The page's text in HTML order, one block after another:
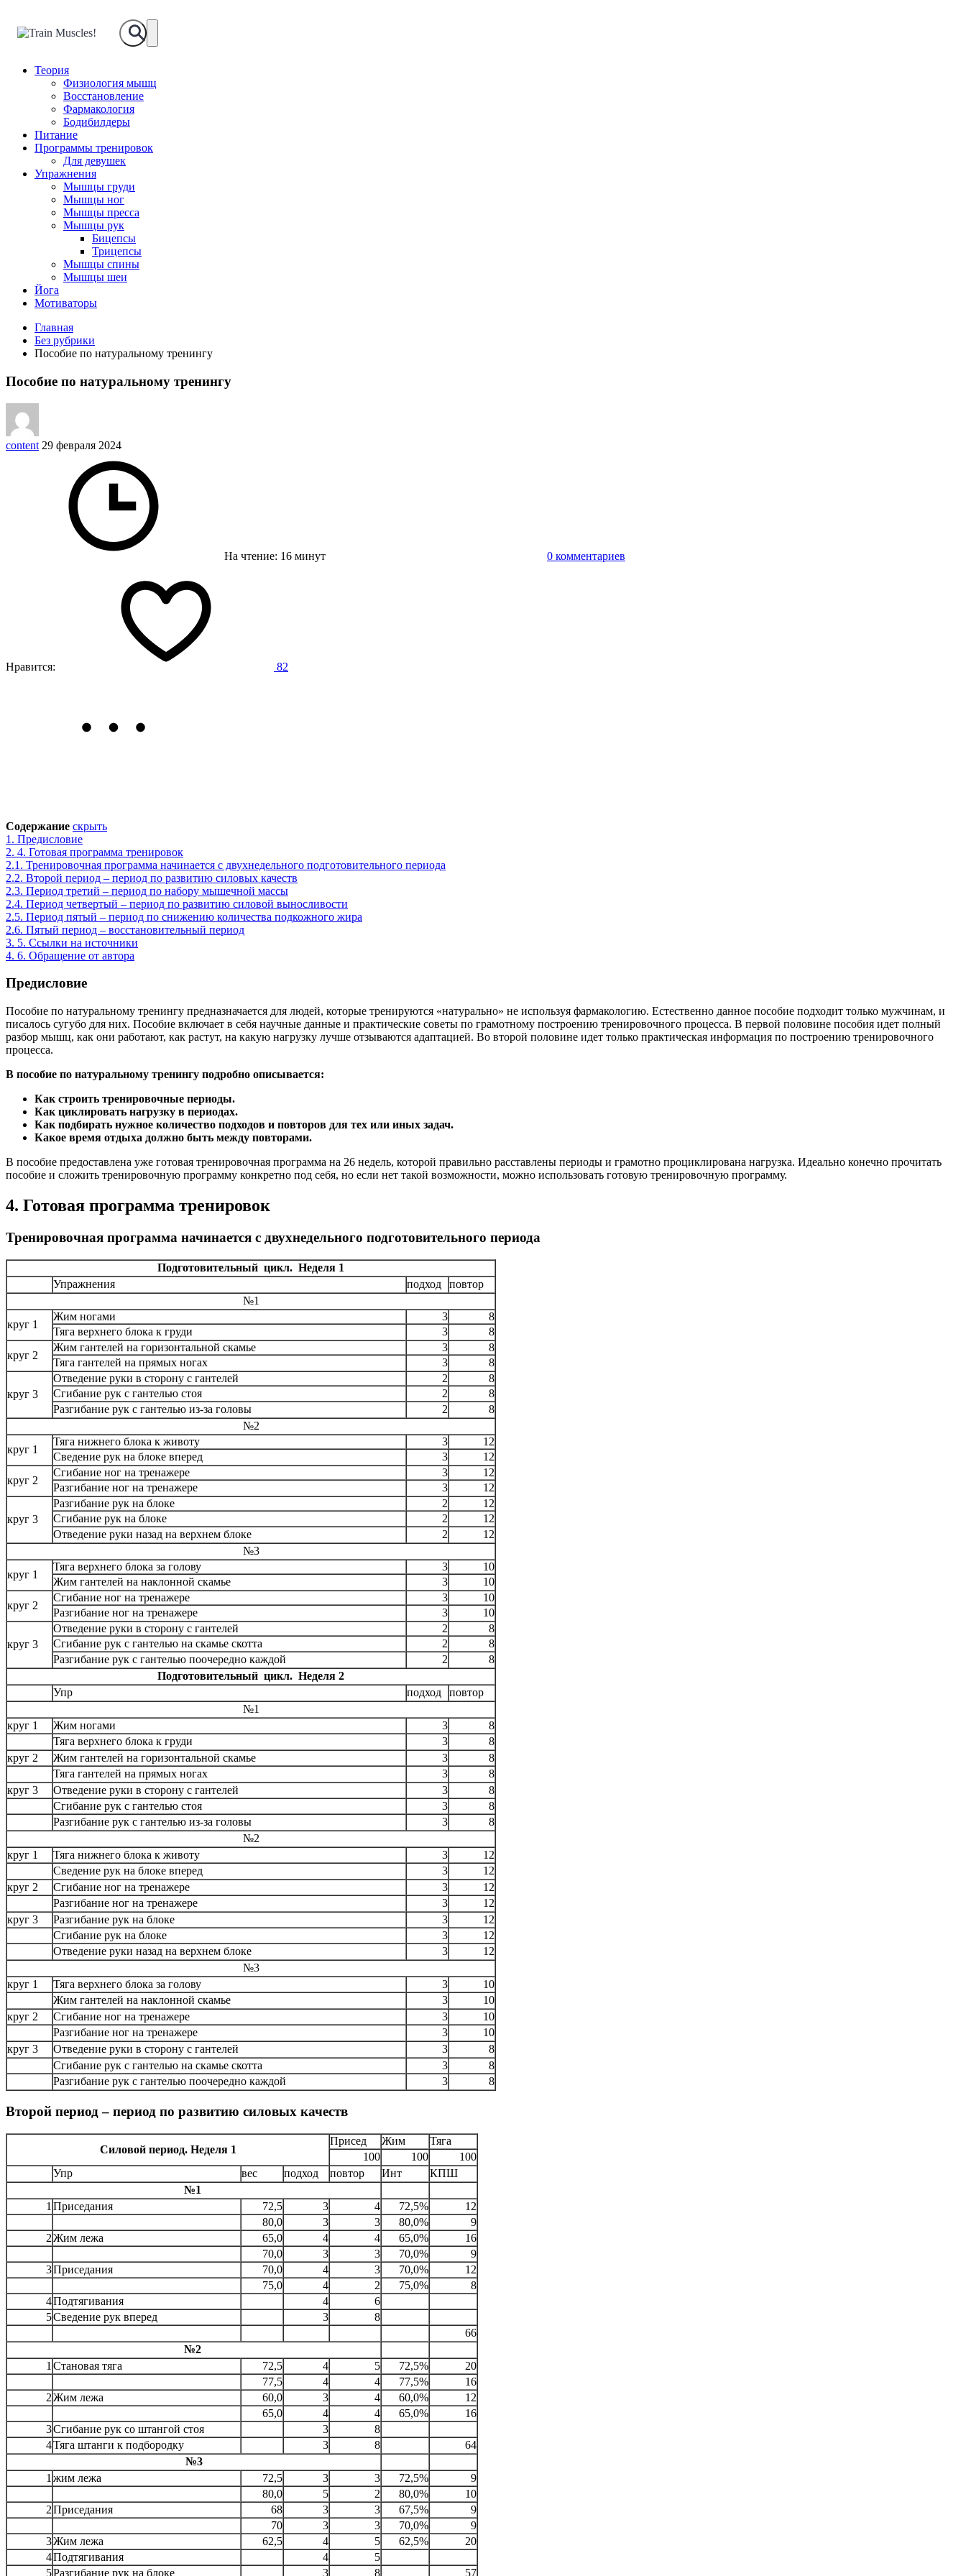
Train
Теория
Физиология мышц
Восстановление
Фармакология
Бодибилдеры
Питание
Программы тренировок
Для девушек
Упражнения
Мышцы груди
Мышцы ног
Мышцы пресса
Мышцы рук
Бицепсы
Трицепсы
Мышцы спины
Мышцы шеи
Йога
Мотиваторы
Главная
Без рубрики
Пособие по натуральному тренингу
Пособие по натуральному тренингу
content 29 февраля 2024
На чтение: 16 минут 0 комментариев
Нравится: 82
Содержание скрыть
1. Предисловие
2. 4. Готовая программа тренировок
2.1. Тренировочная программа начинается с двухнедельного подготовительного периода
2.2. Второй период – период по развитию силовых качеств
2.3. Период третий – период по набору мышечной массы
2.4. Период четвертый – период по развитию силовой выносливости
2.5. Период пятый – период по снижению количества подкожного жира
2.6. Пятый период – восстановительный период
3. 5. Ссылки на источники
4. 6. Обращение от автора
Предисловие
Пособие по натуральному тренингу предназначается для людей, которые тренируются «натурально» не используя фармакологию. Естественно данное пособие подходит только мужчинам, и
писалось сугубо для них. Пособие включает в себя научные данные и практические советы по грамотному построению тренировочного процесса. В первой половине пособия идет полный
разбор мышц, как они работают, как растут, на какую нагрузку лучше отзываются адаптацией. Во второй половине идет только практическая информация по построению тренировочного
процесса.
В пособие по натуральному тренингу подробно описывается:
Как строить тренировочные периоды.
Как циклировать нагрузку в периодах.
Как подбирать нужное количество подходов и повторов для тех или иных задач.
Какое время отдыха должно быть между повторами.
В пособие предоставлена уже готовая тренировочная программа на 26 недель, которой правильно расставлены периоды и грамотно проциклирована нагрузка. Идеально конечно прочитать
пособие и сложить тренировочную программу конкретно под себя, но если нет такой возможности, можно использовать готовую тренировочную программу.
4. Готовая программа тренировок
Тренировочная программа начинается с двухнедельного подготовительного периода
Подготовительный цикл. Неделя 1
Упражнения
подход
повтор
№1
круг 1
Жим ногами 3
8
Тяга верхнего блока к груди
3
8
круг 2
Жим гантелей на горизонтальной скамье 3
8
Тяга гантелей на прямых ногах
3 8
круг 3
Отведение руки в сторону с гантелей 2
8
Сгибание рук с гантелью стоя
2
8
Разгибание рук с гантелью из-за головы
2
8
№2
круг 1
Тяга нижнего блока к животу 3
12
Сведение рук на блоке вперед
3
12
круг 2
Сгибание ног на тренажере 3
12
Разгибание ног на тренажере
3 12
круг 3
Разгибание рук на блоке 2
12
Сгибание рук на блоке
2
12
Отведение руки назад на верхнем блоке
2
12
№3
круг 1
Тяга верхнего блока за голову 3
10
Жим гантелей на наклонной скамье
3
10
круг 2
Сгибание ног на тренажере 3
10
Разгибание ног на тренажере
3 10
круг 3
Отведение руки в сторону с гантелей 2
8
Сгибание рук с гантелью на скамье скотта
2
8
Разгибание рук с гантелью поочередно каждой
2
8
Подготовительный цикл. Неделя 2
Упр
подход
повтор
№1
круг 1
Жим ногами 3
8
Тяга верхнего блока к груди
3
8
круг 2
Жим гантелей на горизонтальной скамье 3
8
Тяга гантелей на прямых ногах
3
8
круг 3
Отведение руки в сторону с гантелей 3
8
Сгибание рук с гантелью стоя
3
8
Разгибание рук с гантелью из-за головы
3
8
№2
круг 1
Тяга нижнего блока к животу 3
12
Сведение рук на блоке вперед
3
12
круг 2
Сгибание ног на тренажере 3
12
Разгибание ног на тренажере
3
12
круг 3
Разгибание рук на блоке 3
12
Сгибание рук на блоке
3
12
Отведение руки назад на верхнем блоке
3
12
№3
круг 1
Тяга верхнего блока за голову 3
10
Жим гантелей на наклонной скамье
3
10
круг 2
Сгибание ног на тренажере 3
10
Разгибание ног на тренажере
3
10
круг 3
Отведение руки в сторону с гантелей 3
8
Сгибание рук с гантелью на скамье скотта
3
8
Разгибание рук с гантелью поочередно каждой
3 8
Второй период – период по развитию силовых качеств
Силовой период. Неделя 1
Присед Жим
Тяга
100
100
100
Упр
вес подход повтор Инт
КПШ
№1
1 Приседания 72,5 3 4 72,5%
12
80,0
3 3 80,0%
9
2Жим лежа 65,0 4 4 65,0%
16
70,0
3 3 70,0%
9
3Приседания 70,0 4 3 70,0%
12
75,0
4 2 75,0%
8
4Подтягивания 4
6
5Сведение рук вперед 3
8
66
№2
1 Становая тяга 72,5 4 5 72,5%
20
77,5
4 4 77,5%
16
2Жим лежа 60,0 3 4 60,0%
12
65,0
4 4 65,0%
16
3Сгибание рук со штангой стоя 3
8
4Тяга штанги к подбородку 3 8
64
№3
1 жим лежа 72,5 3 3 72,5%
9
80,0
5 2 80,0%
10
2Приседания 68 3 3 67,5%
9
70
3 3 70,0%
9
3Жим лежа 62,5 4 5 62,5%
20
4Подтягивания 4
5
5Разгибание рук на блоке 3 8 57